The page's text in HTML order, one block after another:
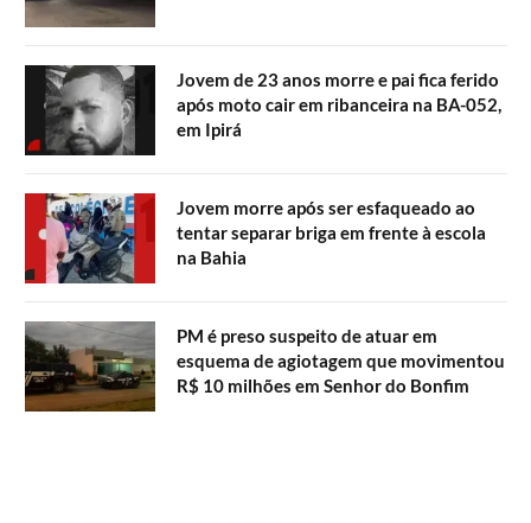
Jovem de 23 anos morre e pai fica ferido
após moto cair em ribanceira na BA-052,
em Ipirá
Jovem morre após ser esfaqueado ao
tentar separar briga em frente à escola
na Bahia
PM é preso suspeito de atuar em
esquema de agiotagem que movimentou
R$ 10 milhões em Senhor do Bonfim